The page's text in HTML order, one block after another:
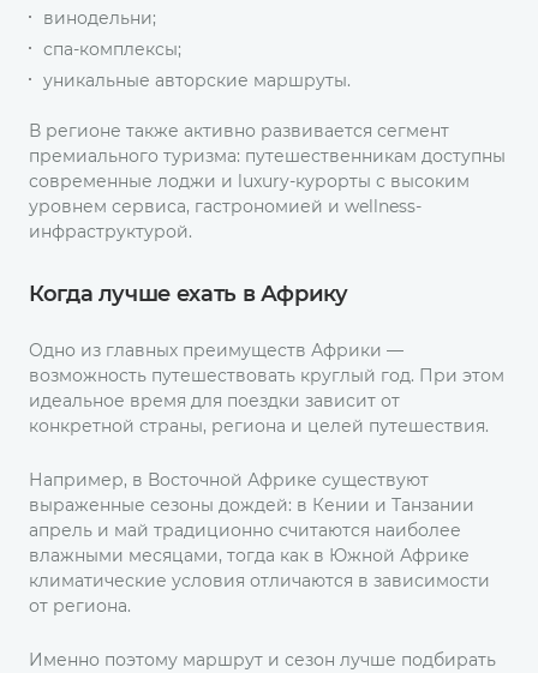
винодельни;
спа-комплексы;
уникальные авторские маршруты.
В регионе также активно развивается сегмент
премиального туризма: путешественникам доступны
современные лоджи и luxury-курорты с высоким
уровнем сервиса, гастрономией и wellness-
инфраструктурой.
Когда лучше ехать в Африку
Одно из главных преимуществ Африки —
возможность путешествовать круглый год. При этом
идеальное время для поездки зависит от
конкретной страны, региона и целей путешествия.
Например, в Восточной Африке существуют
выраженные сезоны дождей: в Кении и Танзании
апрель и май традиционно считаются наиболее
влажными месяцами, тогда как в Южной Африке
климатические условия отличаются в зависимости
от региона.
Именно поэтому маршрут и сезон лучше подбирать